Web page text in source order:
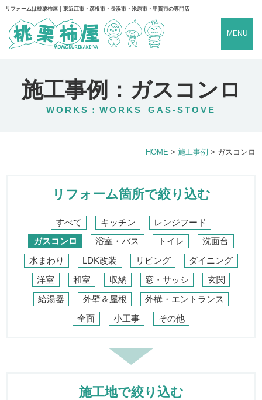
リフォームは桃栗柿屋｜東近江市・彦根市・長浜市・米原市・甲賀市の専門店
MENU
施工事例：ガスコンロ
WORKS：WORKS_GAS-STOVE
HOME > 施工事例 > ガスコンロ
リフォーム箇所で絞り込む
すべて キッチン レンジフード
ガスコンロ 浴室・バス トイレ 洗面台
水まわり LDK改装 リビング ダイニング
洋室 和室 収納 窓・サッシ 玄関
給湯器 外壁＆屋根 外構・エントランス
全面 小工事 その他
施工地で絞り込む